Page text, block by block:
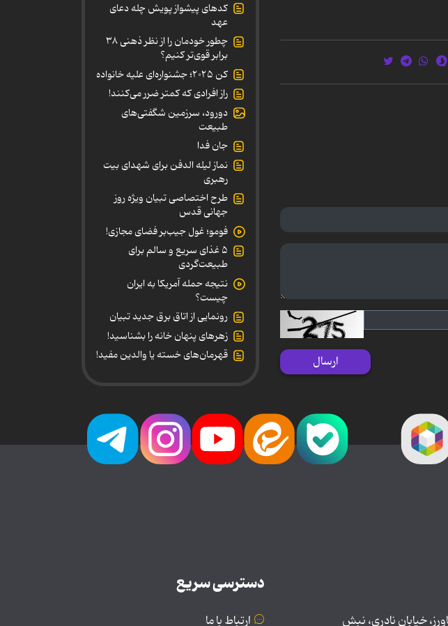
ارسال
کدهای پیشواز پویش چله دعای
عهد
چطور خودمان را از نظر ذهنی ۳۸
برابر قوی‌تر کنیم؟
کن ۲۰۲۵؛ جشنواره‌ای علیه خانواده
راز افرادی که کمتر ضرر می‌کنند!
دورود، سرزمین شگفتی‌های
طبیعت
جان فدا
نماز لیله الدفن برای شهدای بیت
رهبری
طرح اختصاصی تبیان ویژه روز
جهانی قدس
فومو؛ غول جیب‌بر فضای مجازی!
۵ غذای سریع و سالم برای
طبیعت‌گردی
نتیجه حمله آمریکا به ایران
چیست؟
رونمایی از اتاق برق جدید تبیان
زهرهای پنهان خانه را بشناسید!
قهرمان‌های خسته یا والدین مفید!
خیابان نادری، نبش
دسترسی سریع
ارتباط با ما